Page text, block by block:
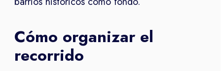
Cómo organizar el
recorrido